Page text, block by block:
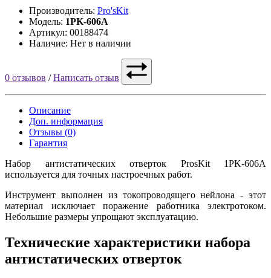
Производитель: Pro'sKit
Модель: 1PK-606A
Артикул: 00188474
Наличие: Нет в наличии
0 отзывов /Написать отзыв
Описание
Доп. информация
Отзывы (0)
Гарантия
Набор антистатических отверток ProsKit 1PK-606A
используется для точных настроечных работ.
Инструмент выполнен из токопроводящего нейлона - этот
материал исключает поражение работника электротоком.
Небольшие размеры упрощают эксплуатацию.
Технические характеристики набора
антистатических отверток